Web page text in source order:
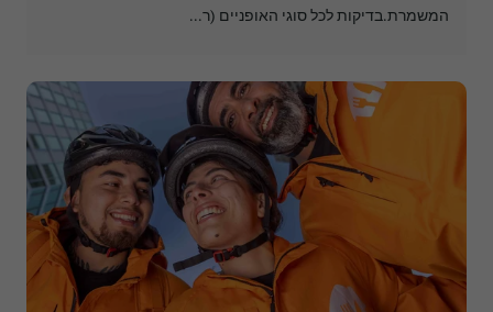
המשמרת.בדיקות לכל סוגי האופניים (ר...